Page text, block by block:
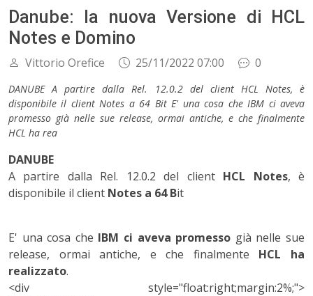
Danube: la nuova Versione di HCL
Notes e Domino
Vittorio Orefice 25/11/2022 07:00 0
DANUBE A partire dalla Rel. 12.0.2 del client HCL Notes, è
disponibile il client Notes a 64 Bit E' una cosa che IBM ci aveva
promesso già nelle sue release, ormai antiche, e che finalmente
HCL ha rea
DANUBE
A partire dalla Rel. 12.0.2 del client HCL Notes, è
disponibile il client Notes a 64 Bit
E' una cosa che IBM ci aveva promesso già nelle sue
release, ormai antiche, e che finalmente
HCL ha
realizzato.
<div style="float:right;margin:2%;">